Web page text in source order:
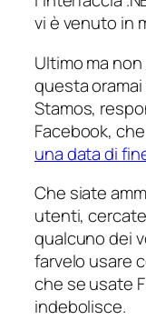
vi è venuto in
Ultimo ma
questa
Stamos,
Facebook,
una data di
Che siate
utenti,
qualcuno dei
farvelo usare
che se usate
indebolisce.